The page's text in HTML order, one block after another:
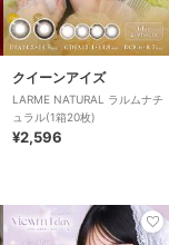
クイーンアイズ
LARME NATURAL ラルムナチ
ュラル(1箱20枚)
¥2,596